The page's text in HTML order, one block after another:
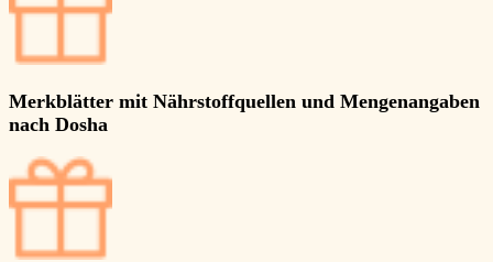
Merkblätter mit Nährstoffquellen und Mengenangaben
nach Dosha